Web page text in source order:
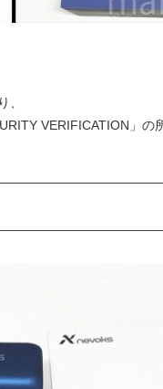
、
VERIFICATION」の